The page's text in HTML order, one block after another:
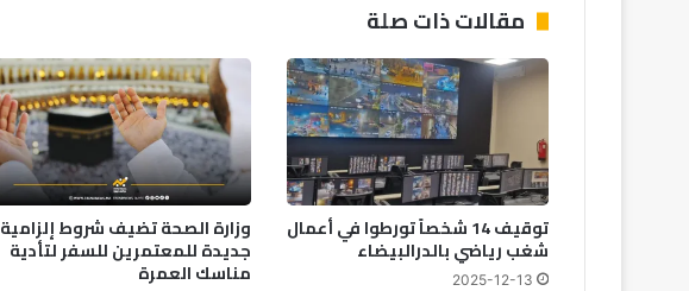
مقالات ذات صلة
توقيف 14 شخصاً تورطوا في أعمال
شغب رياضي بالدرالبيضاء
2025-12-13
وزارة الصحة تضيف شروط إلزامية
جديدة للمعتمرين للسفر لتأدية
مناسك العمرة